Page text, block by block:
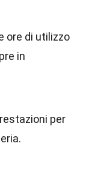
ore di utilizzo
in
per